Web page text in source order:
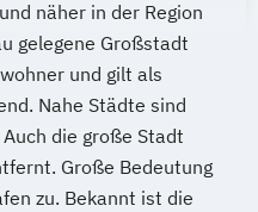
näher in der Region
gelegene Großstadt
und gilt als
Nahe Städte sind
die große Stadt
Große Bedeutung
zu. Bekannt ist die